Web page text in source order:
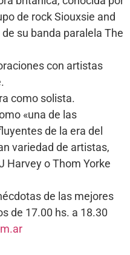
de rock Siouxsie and
su banda paralela The
con artistas
como solista.
«una de las
de la era del
variedad de artistas,
Harvey o Thom Yorke
de las mejores
de 17.00 hs. a 18.30